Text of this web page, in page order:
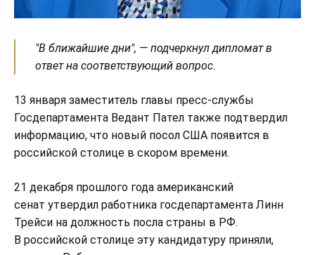
"В ближайшие дни", — подчеркнул дипломат в
ответ на соответствующий вопрос.
13 января заместитель главы пресс-службы
Госдепартамента Ведант Пател также подтвердил
информацию, что новый посол США появится в
российской столице в скором времени.
21 декабря прошлого года американский
сенат утвердил работника госдепартамента Линн
Трейси на должность посла страны в РФ.
В российской столице эту кандидатуру приняли,